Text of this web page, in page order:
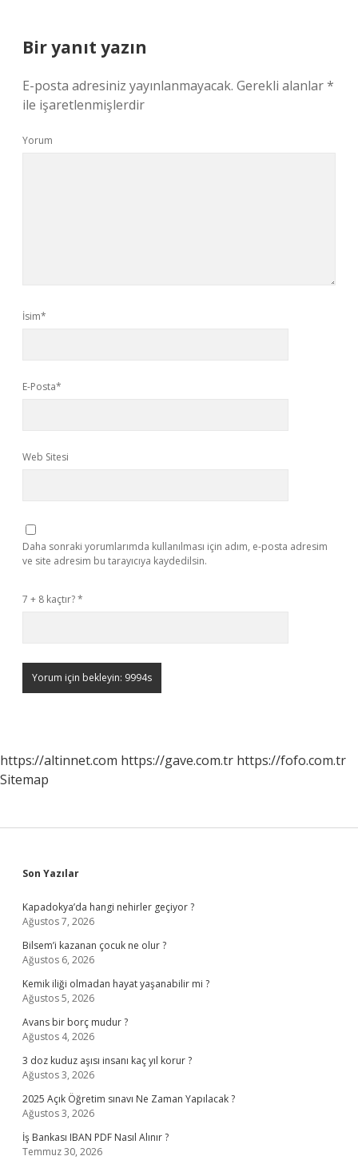
Bir yanıt yazın
E-posta adresiniz yayınlanmayacak. Gerekli alanlar*
ile işaretlenmişlerdir
Yorum
İsim*
E-Posta*
Web Sitesi
Daha sonraki yorumlarımda kullanılması için adım, e-posta adresim
ve site adresim bu tarayıcıya kaydedilsin.
7 + 8 kaçtır?*
https://altinnet.com https://gave.com.tr https://fofo.com.tr
Sitemap
Sidebar
Son Yazılar
Kapadokya’da hangi nehirler geçiyor ?
Ağustos 7, 2026
Bilsem’i kazanan çocuk ne olur ?
Ağustos 6, 2026
Kemik iliği olmadan hayat yaşanabilir mi ?
Ağustos 5, 2026
Avans bir borç mudur ?
Ağustos 4, 2026
3 doz kuduz aşısı insanı kaç yıl korur ?
Ağustos 3, 2026
2025 Açık Öğretim sınavı Ne Zaman Yapılacak ?
Ağustos 3, 2026
İş Bankası IBAN PDF Nasıl Alınır ?
Temmuz 30, 2026